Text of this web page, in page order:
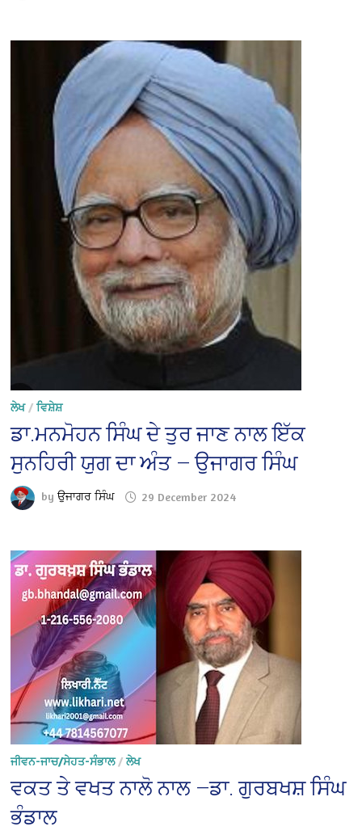
ਲੇਖ/ਵਿਸ਼ੇਸ਼
ਡਾ.ਮਨਮੋਹਨ ਸਿੰਘ ਦੇ ਤੁਰ ਜਾਣ ਨਾਲ ਇੱਕ
ਸੁਨਹਿਰੀ ਯੁਗ ਦਾ ਅੰਤ — ਉਜਾਗਰ ਸਿੰਘ
byਉਜਾਗਰ ਸਿੰਘ 29 December 2024
ਜੀਵਨ-ਜਾਚ/ਸੇਹਤ-ਸੰਭਾਲ/ਲੇਖ
ਵਕਤ ਤੇ ਵਖਤ ਨਾਲੋ ਨਾਲ —ਡਾ. ਗੁਰਬਖਸ਼ ਸਿੰਘ
ਭੰਡਾਲ